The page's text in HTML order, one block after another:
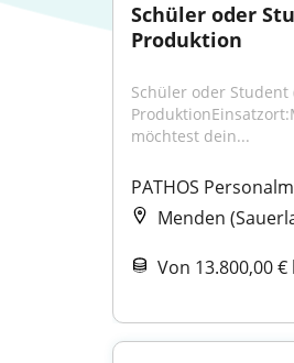
Schüler oder
Produktion
Schüler oder
möchtest dein...
PATHOS
Menden
Von 13.800,00